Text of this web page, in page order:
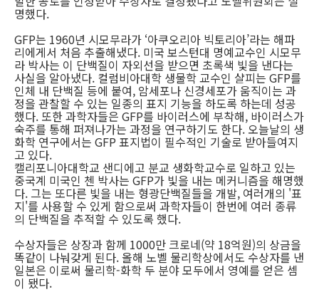
명했다.
GFP는 1960년 시모무라가 ‘아쿠오리아 빅토리아’라는 해파
리에게서 처음 추출해냈다. 미국 보스턴대 명예교수인 시모무
라 박사는 이 단백질이 자외선을 받으면 초록색 빛을 낸다는
사실을 알아냈다. 컬럼비아대학 생물학 교수인 샬피는 GFP를
인체 내 단백질 등에 붙여, 암세포나 신경세포가 움직이는 과
정을 관찰할 수 있는 일종의 표지 기능을 하도록 하는데 성공
했다. 또한 과학자들은 GFP를 바이러스에 부착해, 바이러스가
숙주를 통해 퍼져나가는 과정을 연구하기도 한다. 오늘날의 생
화학 연구에서는 GFP 표지법이 필수적인 기술로 받아들여지
고 있다.
캘리포니아대학교 샌디에고 분교 생화학교수로 일하고 있는
중국계 미국인 첸 박사는 GFP가 빛을 내는 메커니즘을 해명했
다. 그는 또다른 빛을 내는 형광단백질들을 개발, 여러개의 '표
지'를 사용할 수 있게 함으로써 과학자들이 한번에 여러 종류
의 단백질을 추적할 수 있도록 했다.
수상자들은 상장과 함께 1000만 크로네(약 18억원)의 상금을
똑같이 나눠갖게 된다. 올해 노벨 물리학상에서도 수상자를 낸
일본은 이로써 물리학-화학 두 분야 모두에서 영예를 얻은 셈
이 됐다.